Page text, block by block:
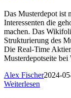
Das Musterdepot ist
Interessenten die
machen. Das
Strukturierung des
Die Real-Time
Musterdepotseite
Alex Fischer2024-
Weiterlesen